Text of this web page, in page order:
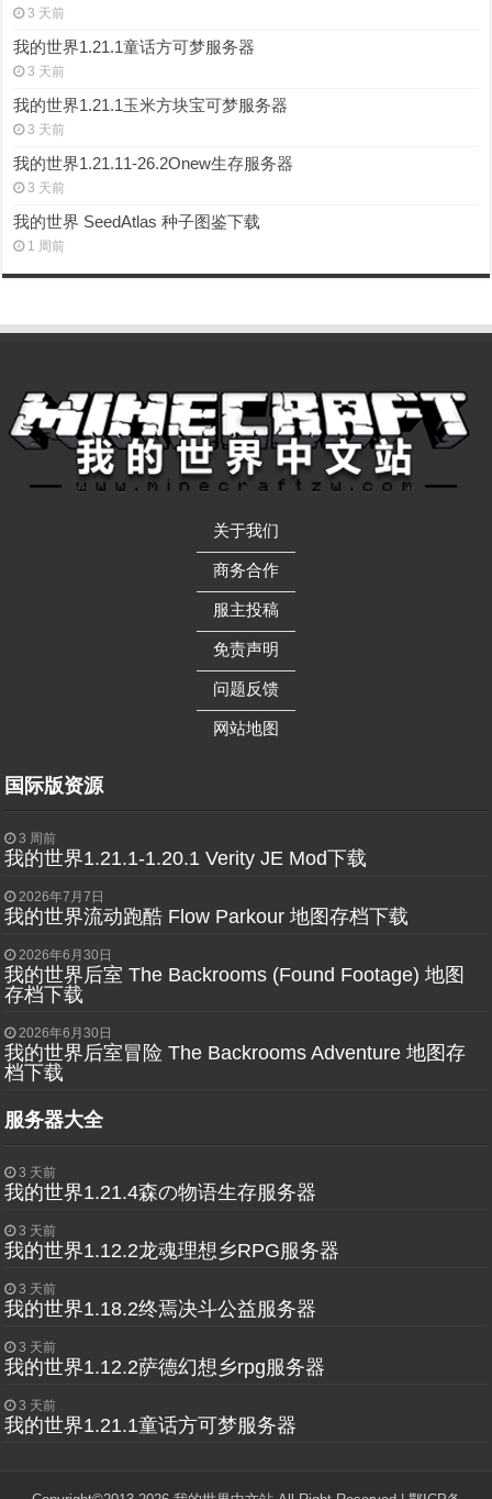
3 天前
我的世界1.21.1童话方可梦服务器
3 天前
我的世界1.21.1玉米方块宝可梦服务器
3 天前
我的世界1.21.11-26.2Onew生存服务器
3 天前
我的世界 SeedAtlas 种子图鉴下载
1 周前
关于我们
——————
商务合作
——————
服主投稿
——————
免责声明
——————
问题反馈
——————
网站地图
国际版资源
3 周前
我的世界1.21.1-1.20.1 Verity JE Mod下载
2026年7月7日
我的世界流动跑酷 Flow Parkour 地图存档下载
2026年6月30日
我的世界后室 The Backrooms (Found Footage) 地图
存档下载
2026年6月30日
我的世界后室冒险 The Backrooms Adventure 地图存
档下载
服务器大全
3 天前
我的世界1.21.4森の物语生存服务器
3 天前
我的世界1.12.2龙魂理想乡RPG服务器
3 天前
我的世界1.18.2终焉决斗公益服务器
3 天前
我的世界1.12.2萨德幻想乡rpg服务器
3 天前
我的世界1.21.1童话方可梦服务器